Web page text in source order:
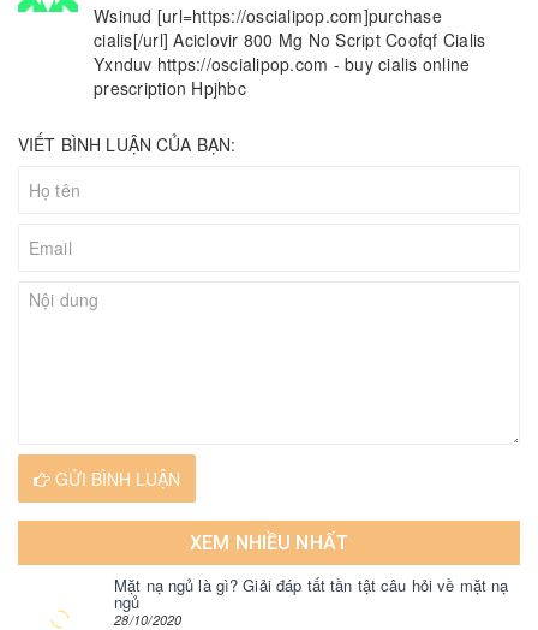
Wsinud [url=https://oscialipop.com]purchase
cialis[/url] Aciclovir 800 Mg No Script Coofqf Cialis
Yxnduv https://oscialipop.com - buy cialis online
prescription Hpjhbc
VIẾT BÌNH LUẬN CỦA BẠN:
GỬI BÌNH LUẬN
XEM NHIỀU NHẤT
Mặt nạ ngủ là gì? Giải đáp tất tần tật câu hỏi về mặt nạ
ngủ
28/10/2020